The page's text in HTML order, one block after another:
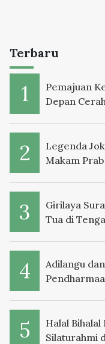
Terbaru
Pemajuan
Depan
Legenda
Makam
Girilaya
Tua di
Adilangu
Halal Bihalal
Silaturahmi